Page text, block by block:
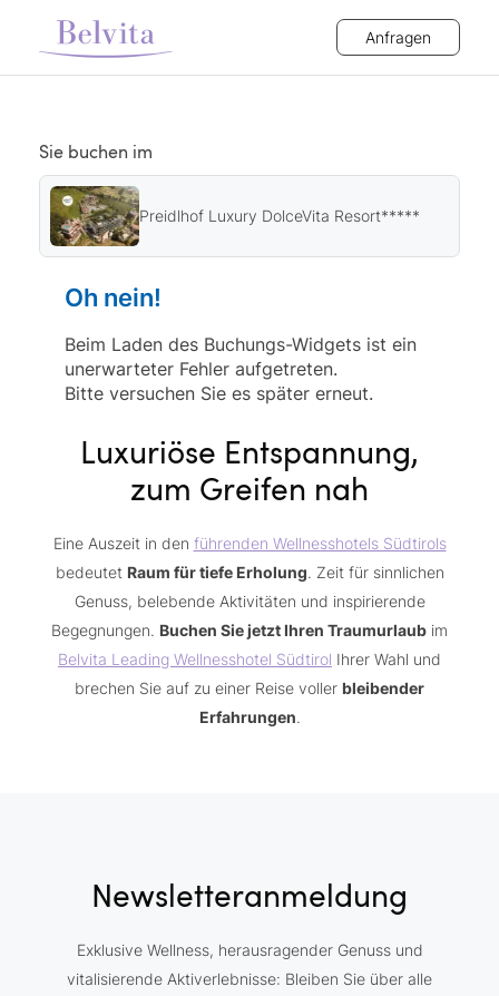
Anfragen
Sie buchen im
Preidlhof Luxury DolceVita Resort*****
Oh nein!
Beim Laden des Buchungs-Widgets ist ein
unerwarteter Fehler aufgetreten.
Bitte versuchen Sie es später erneut.
Luxuriöse Entspannung,
zum Greifen nah
Eine Auszeit in den führenden Wellnesshotels Südtirols
bedeutet Raum für tiefe Erholung. Zeit für sinnlichen
Genuss, belebende Aktivitäten und inspirierende
Begegnungen. Buchen Sie jetzt Ihren Traumurlaub im
Belvita Leading Wellnesshotel Südtirol Ihrer Wahl und
brechen Sie auf zu einer Reise voller bleibender
Erfahrungen.
Newsletteranmeldung
Exklusive Wellness, herausragender Genuss und
vitalisierende Aktiverlebnisse: Bleiben Sie über alle